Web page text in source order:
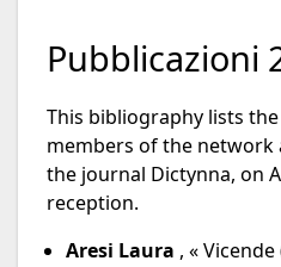
Pubblicazioni
This bibliography lists
members of the
the journal Dictynna, on
reception.
Aresi Laura , «